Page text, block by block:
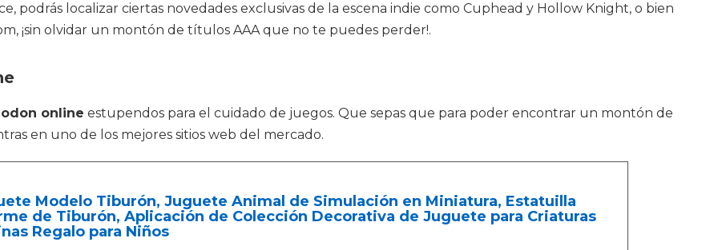
podrás localizar ciertas novedades exclusivas de la escena indie como Cuphead y Hollow Knight, o bien
¡sin olvidar un montón de títulos AAA que no te puedes perder!.
online estupendos para el cuidado de juegos. Que sepas que para poder encontrar un montón de
en uno de los mejores sitios web del mercado.
Modelo Tiburón, Juguete Animal de Simulación en Miniatura, Estatuilla
de Tiburón, Aplicación de Colección Decorativa de Juguete para Criaturas
Regalo para Niños